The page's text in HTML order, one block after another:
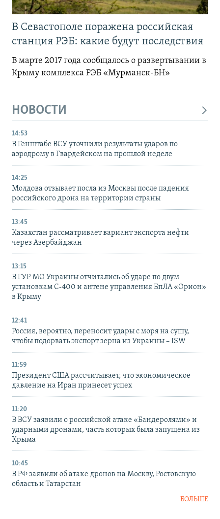
В Севастополе поражена российская
станция РЭБ: какие будут последствия
В марте 2017 года сообщалось о развертывании в
Крыму комплекса РЭБ «Мурманск-БН»
НОВОСТИ
14:53
В Генштабе ВСУ уточнили результаты ударов по
аэродрому в Гвардейском на прошлой неделе
14:25
Молдова отзывает посла из Москвы после падения
российского дрона на территории страны
13:45
Казахстан рассматривает вариант экспорта нефти
через Азербайджан
13:15
В ГУР МО Украины отчитались об ударе по двум
установкам С-400 и антене управления БпЛА «Орион»
в Крыму
12:41
Россия, вероятно, переносит удары с моря на сушу,
чтобы подорвать экспорт зерна из Украины – ISW
11:59
Президент США рассчитывает, что экономическое
давление на Иран принесет успех
11:20
В ВСУ заявили о российской атаке «Бандеролями» и
ударными дронами, часть которых была запущена из
Крыма
10:45
В РФ заявили об атаке дронов на Москву, Ростовскую
область и Татарстан
БОЛЬШЕ